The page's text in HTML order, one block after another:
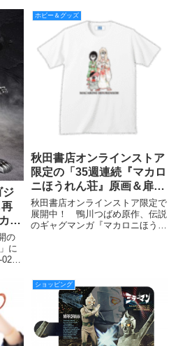
トパーツを付属させたスペシャル
バージョンのフィギュア
『S.H.MonsterArts ゴジラ(1995)
Ultimate
ジ
ゴ
の
に
カ
ホビー＆グッズ
秋田書店オンラインストア
限定の「35週連続『マカロ
ニほうれん荘』原画＆扉絵
Tシャツ企画」より第27弾
を紹介！
秋田書店オンラインストア限定で
展開中！ 鴨川つばめ原作、伝説
のギャグマンガ『マカロニほうれ
ショッピング